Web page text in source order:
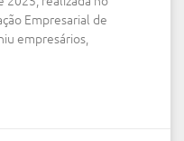
Empresarial de
empresários,